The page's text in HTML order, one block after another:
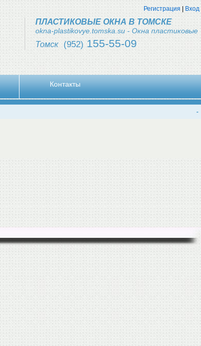
Регистрация |Вход
ПЛАСТИКОВЫЕ ОКНА В ТОМСКЕ
okna-plastikovye.tomska.su - Окна пластиковые
Томск (952) 155-55-09
Контакты
-